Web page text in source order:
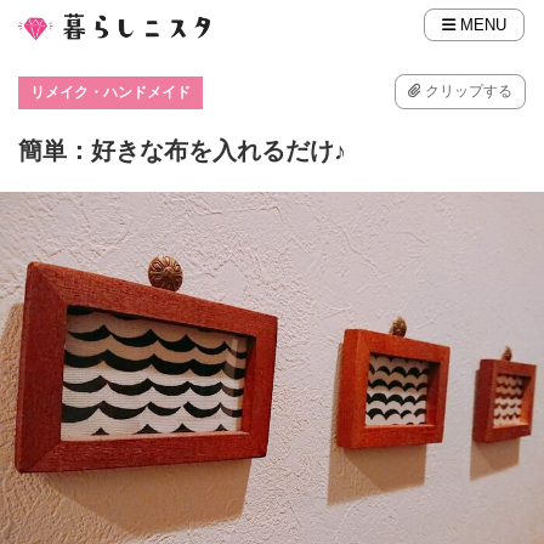
MENU
リメイク・ハンドメイド クリップする
簡単：好きな布を入れるだけ♪